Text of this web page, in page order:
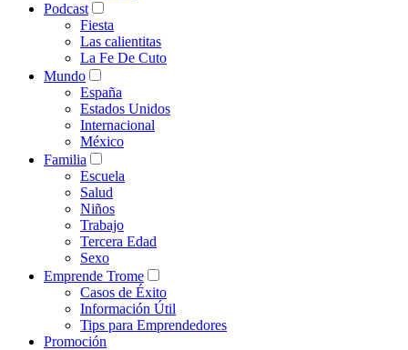
Podcast
Fiesta
Las calientitas
La Fe De Cuto
Mundo
España
Estados Unidos
Internacional
México
Familia
Escuela
Salud
Niños
Trabajo
Tercera Edad
Sexo
Emprende Trome
Casos de Éxito
Información Útil
Tips para Emprendedores
Promoción